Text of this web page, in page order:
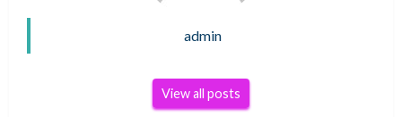
admin
View all posts